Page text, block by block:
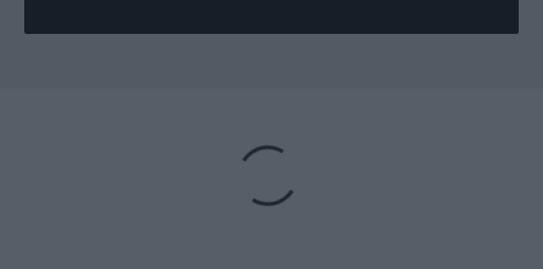
conozco, si un material difícil en concreto hace que gane más